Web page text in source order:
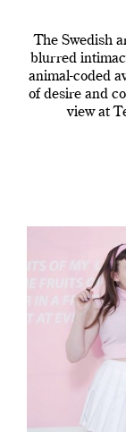
The Swedish
blurred
animal-coded
of desire and
view at